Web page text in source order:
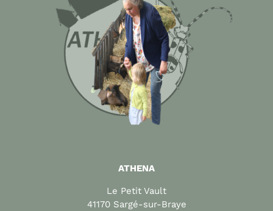
ATHENA
Le Petit Vault
41170 Sargé-sur-Braye